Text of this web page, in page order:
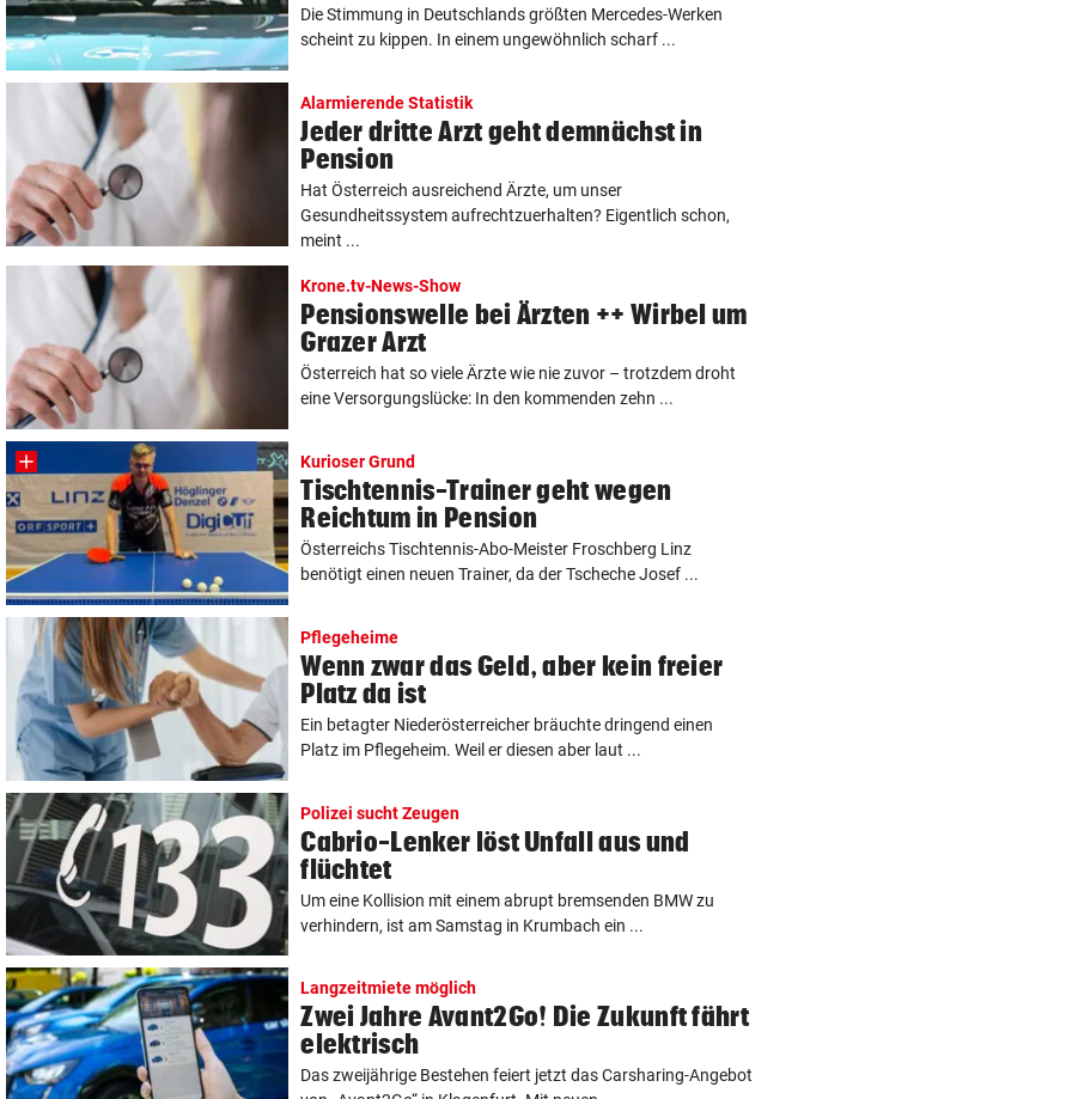
Die Stimmung in Deutschlands größten Mercedes-Werken
scheint zu kippen. In einem ungewöhnlich scharf ...
Alarmierende Statistik
Jeder dritte Arzt geht demnächst in
Pension
Hat Österreich ausreichend Ärzte, um unser
Gesundheitssystem aufrechtzuerhalten? Eigentlich schon,
meint ...
Krone.tv-News-Show
Pensionswelle bei Ärzten ++ Wirbel um
Grazer Arzt
Österreich hat so viele Ärzte wie nie zuvor – trotzdem droht
eine Versorgungslücke: In den kommenden zehn ...
Kurioser Grund
Tischtennis-Trainer geht wegen
Reichtum in Pension
Österreichs Tischtennis-Abo-Meister Froschberg Linz
benötigt einen neuen Trainer, da der Tscheche Josef ...
Pflegeheime
Wenn zwar das Geld, aber kein freier
Platz da ist
Ein betagter Niederösterreicher bräuchte dringend einen
Platz im Pflegeheim. Weil er diesen aber laut ...
Polizei sucht Zeugen
Cabrio-Lenker löst Unfall aus und
flüchtet
Um eine Kollision mit einem abrupt bremsenden BMW zu
verhindern, ist am Samstag in Krumbach ein ...
Langzeitmiete möglich
Zwei Jahre Avant2Go! Die Zukunft fährt
elektrisch
Das zweijährige Bestehen feiert jetzt das Carsharing-Angebot